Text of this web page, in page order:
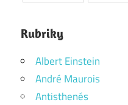
Rubriky
Albert Einstein
André Maurois
Antisthenés